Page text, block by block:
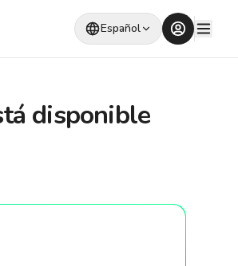
Español
disponible